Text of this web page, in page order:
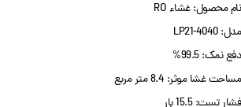
نام محصول: غشاء RO
مدل: LP21-4040
دفع نمک: 99.5%
مساحت غشا موثر: 8.4 متر مربع
فشار تست: 15.5 بار